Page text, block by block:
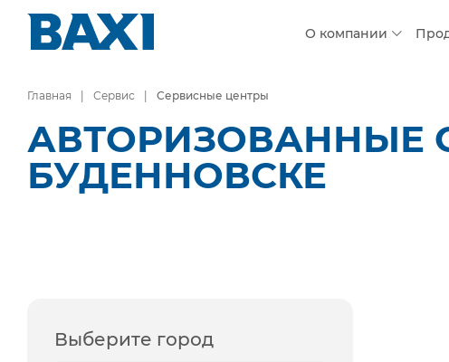
О компании
Главная Сервис Сервисные центры
АВТОРИЗОВАННЫЕ
БУДЕННОВСКЕ
Выберите город